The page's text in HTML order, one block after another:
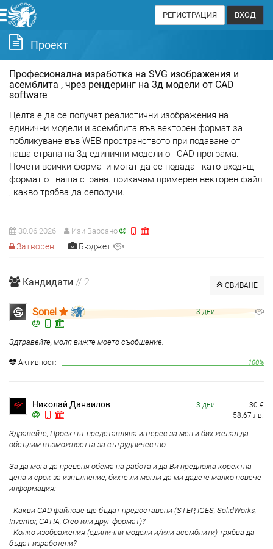
РЕГИСТРАЦИЯ ВХОД
Проект
Професионална изработка на SVG изображения и
асемблита , чрез рендеринг на 3д модели от CAD
software
Целта е да се получат реалистични изображения на
единични модели и асемблита във векторен формат за
побликуване във WEB пространството при подаване от
наша страна на 3д единични модели от CAD програма.
Почети всички формати могат да се подадат като входящ
формат от наша страна. прикачам примерен векторен файл
, какво трябва да сеполучи.
30.06.2026 Изи Варсано
Затворен Бюджет
Кандидати // 2 СВИВАНЕ
Sonel
Здтравейте, моля вижте моето съобщение.
Aктивност: 100%
3 дни
Николай Данаилов
Здравейте, Проектът представлява интерес за мен и бих желал да
обсъдим възможността за сътрудничество.
За да мога да преценя обема на работа и да Ви предложа коректна
цена и срок за изпълнение, бихте ли могли да ми дадете малко повече
информация:
- Какви CAD файлове ще бъдат предоставени (STEP, IGES, SolidWorks,
Inventor, CATIA, Creo или друг формат)?
- Колко изображения (единични модели и/или асемблити) трябва да
бъдат изработени?
3 дни 30 €
58.67 лв.